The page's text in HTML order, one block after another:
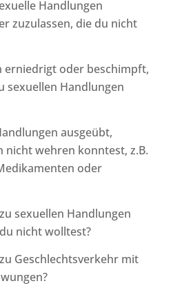
Handlungen
zuzulassen, die du nicht
erniedrigt oder beschimpft,
sexuellen Handlungen
ausgeübt,
nicht wehren konntest, z.B.
oder
sexuellen Handlungen
nicht wolltest?
Geschlechtsverkehr mit